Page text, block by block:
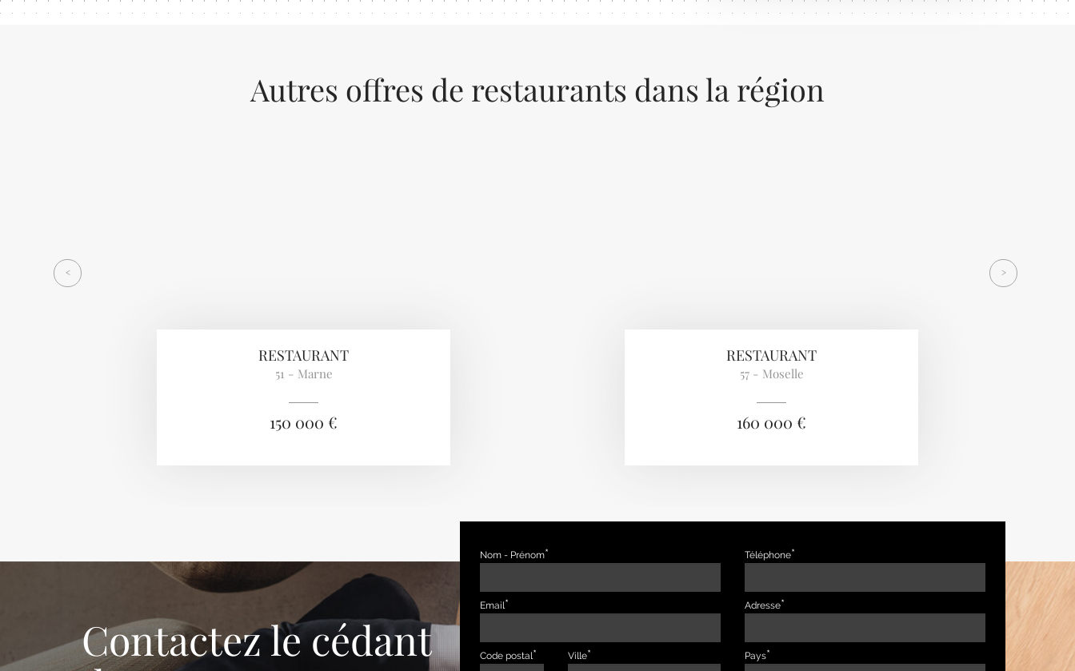
Autres offres de restaurants dans la région
RESTAURANT
51 - Marne
150 000 €
RESTAURANT
57 - Moselle
160 000 €
< >
Contactez le cédant
Nom - Prénom Téléphone
Email Adresse
Code postal Ville Pays